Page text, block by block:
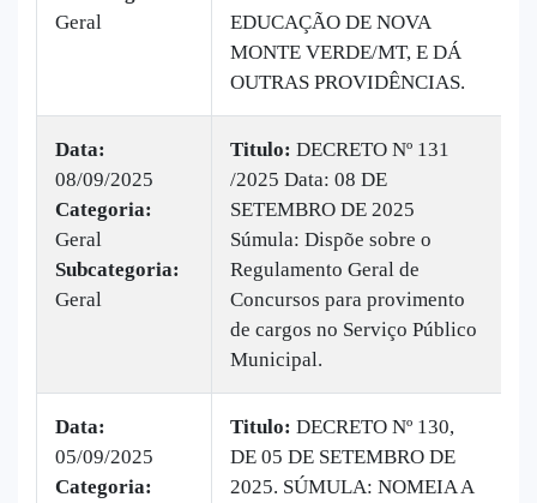
Geral
EDUCAÇÃO DE NOVA
MONTE VERDE/MT, E DÁ
OUTRAS PROVIDÊNCIAS.
Data:
08/09/2025
Categoria:
Geral
Subcategoria:
Geral
Titulo: DECRETO Nº 131
/2025 Data: 08 DE
SETEMBRO DE 2025
Súmula: Dispõe sobre o
Regulamento Geral de
Concursos para provimento
de cargos no Serviço Público
Municipal.
Data:
05/09/2025
Categoria:
Titulo: DECRETO Nº 130,
DE 05 DE SETEMBRO DE
2025. SÚMULA: NOMEIA A